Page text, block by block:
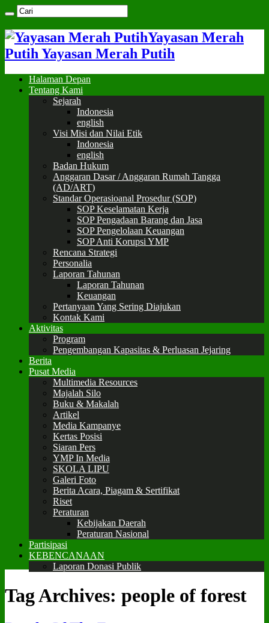
Yayasan Merah
Putih Yayasan Merah Putih
Halaman Depan
Tentang Kami
Sejarah
Indonesia
english
Visi Misi dan Nilai Etik
Indonesia
english
Badan Hukum
Anggaran Dasar / Anggaran Rumah Tangga
(AD/ART)
Standar Operasioanal Prosedur (SOP)
SOP Keselamatan Kerja
SOP Pengadaan Barang dan Jasa
SOP Pengelolaan Keuangan
SOP Anti Korupsi YMP
Rencana Strategi
Personalia
Laporan Tahunan
Laporan Tahunan
Keuangan
Pertanyaan Yang Sering Diajukan
Kontak Kami
Aktivitas
Program
Pengembangan Kapasitas & Perluasan Jejaring
Berita
Pusat Media
Multimedia Resources
Majalah Silo
Buku & Makalah
Artikel
Media Kampanye
Kertas Posisi
Siaran Pers
YMP In Media
SKOLA LIPU
Galeri Foto
Berita Acara, Piagam & Sertifikat
Riset
Peraturan
Kebijakan Daerah
Peraturan Nasional
Partisipasi
KEBENCANAAN
Laporan Donasi Publik
Tag Archives: people of forest